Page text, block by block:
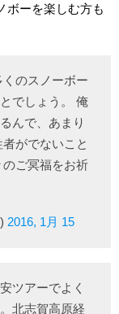
ボーを楽しむ方も
のスノーボー
でしょう。 俺
んで、あまり
がでないこと
ご冥福をお祈
2016, 1月 15
ツアーでよく
北志賀高原経